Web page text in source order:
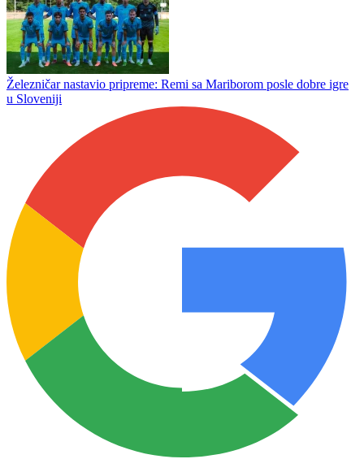
Železničar nastavio pripreme: Remi sa Mariborom posle dobre igre
u Sloveniji